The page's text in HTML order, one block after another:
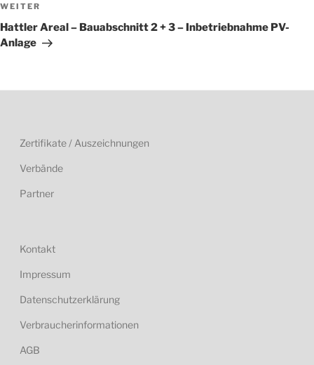
Nächster
Beitrag
WEITER
Hattler Areal – Bauabschnitt 2 + 3 – Inbetriebnahme PV-
Anlage
Zertifikate / Auszeichnungen
Verbände
Partner
Kontakt
Impressum
Datenschutzerklärung
Verbraucherinformationen
AGB